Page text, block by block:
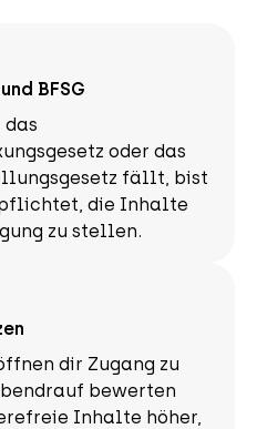
BFSG
das
oder das
fällt, bist
die Inhalte
zu stellen.
dir Zugang zu
bewerten
Inhalte höher,